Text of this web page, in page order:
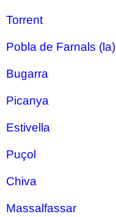
Torrent
Pobla de Farnals (la)
Bugarra
Picanya
Estivella
Puçol
Chiva
Massalfassar